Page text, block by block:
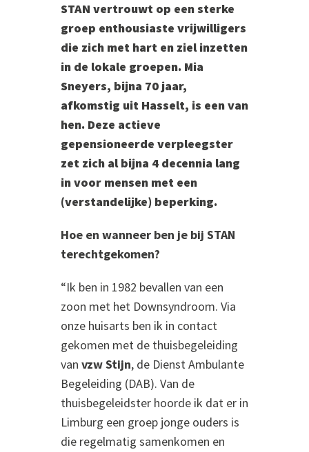
STAN vertrouwt op een sterke
groep enthousiaste vrijwilligers
die zich met hart en ziel inzetten
in de lokale groepen. Mia
Sneyers, bijna 70 jaar,
afkomstig uit Hasselt, is een van
hen. Deze actieve
gepensioneerde verpleegster
zet zich al bijna 4 decennia lang
in voor mensen met een
(verstandelijke) beperking.
Hoe en wanneer ben je bij STAN
terechtgekomen?
“Ik ben in 1982 bevallen van een
zoon met het Downsyndroom. Via
onze huisarts ben ik in contact
gekomen met de thuisbegeleiding
van vzw Stijn, de Dienst Ambulante
Begeleiding (DAB). Van de
thuisbegeleidster hoorde ik dat er in
Limburg een groep jonge ouders is
die regelmatig samenkomen en